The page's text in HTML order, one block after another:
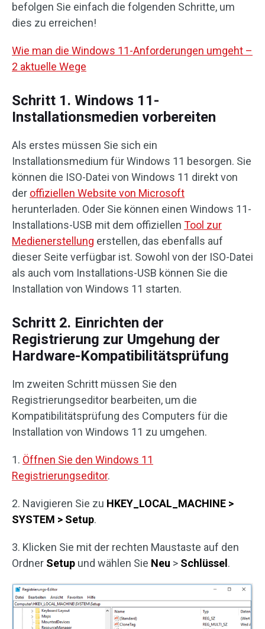
befolgen Sie einfach die folgenden Schritte, um
dies zu erreichen!
Wie man die Windows 11-Anforderungen umgeht –
2 aktuelle Wege
Schritt 1. Windows 11-
Installationsmedien vorbereiten
Als erstes müssen Sie sich ein
Installationsmedium für Windows 11 besorgen. Sie
können die ISO-Datei von Windows 11 direkt von
der offiziellen Website von Microsoft
herunterladen. Oder Sie können einen Windows 11-
Installations-USB mit dem offiziellen Tool zur
Medienerstellung erstellen, das ebenfalls auf
dieser Seite verfügbar ist. Sowohl von der ISO-Datei
als auch vom Installations-USB können Sie die
Installation von Windows 11 starten.
Schritt 2. Einrichten der
Registrierung zur Umgehung der
Hardware-Kompatibilitätsprüfung
Im zweiten Schritt müssen Sie den
Registrierungseditor bearbeiten, um die
Kompatibilitätsprüfung des Computers für die
Installation von Windows 11 zu umgehen.
1. Öffnen Sie den Windows 11
Registrierungseditor.
2. Navigieren Sie zu HKEY_LOCAL_MACHINE >
SYSTEM > Setup.
3. Klicken Sie mit der rechten Maustaste auf den
Ordner Setup und wählen Sie Neu > Schlüssel .